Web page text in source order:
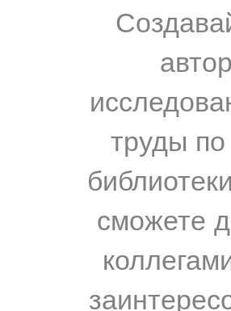
труды
сможете